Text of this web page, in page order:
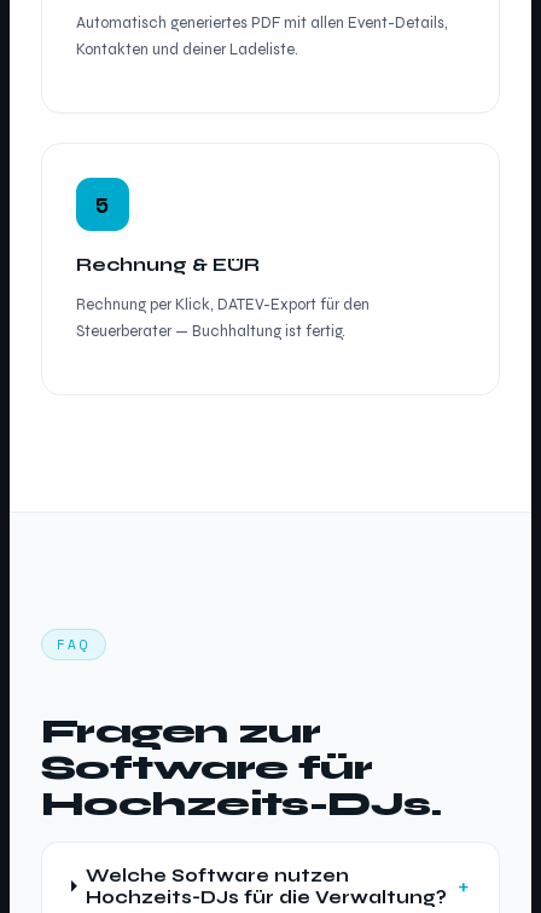
Automatisch generiertes PDF mit allen Event-Details,
Kontakten und deiner Ladeliste.
5
Rechnung & EÜR
Rechnung per Klick, DATEV-Export für den
Steuerberater — Buchhaltung ist fertig.
FAQ
Fragen zur
Software für
Hochzeits-DJs.
Welche Software nutzen
Hochzeits-DJs für die Verwaltung?